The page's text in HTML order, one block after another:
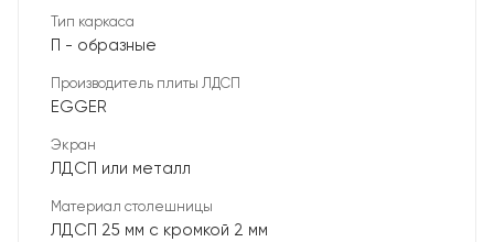
Тип каркаса
П - образные
Производитель плиты ЛДСП
EGGER
Экран
ЛДСП или металл
Материал столешницы
ЛДСП 25 мм с кромкой 2 мм